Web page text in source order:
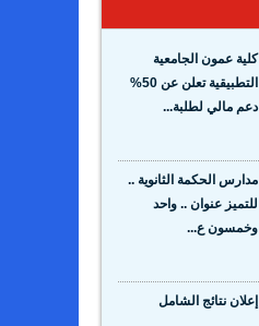
كلية عمون الجامعية
التطبيقية تعلن عن 50%
دعم مالي لطلبة...
مدارس الحكمة الثانوية ..
للتميز عنوان .. واحد
وخمسون ع...
إعلان نتائج الشامل